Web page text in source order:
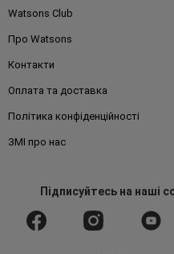
Watsons Club
Про Watsons
Контакти
Оплата та доставка
Політика конфіденційності
ЗМІ про нас
Підписуйтесьна наші